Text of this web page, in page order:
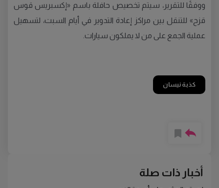
ووفقًا للتقرير، سيتم تخصيص حافلة باسم «إكسبريس قوس
قزح» للتنقل بين مراكز إعادة التدوير في أيام السبت، لتسهيل
عملية الجمع على من لا يملكون سيارات.
كذبة نيسان
أخبار ذات صلة